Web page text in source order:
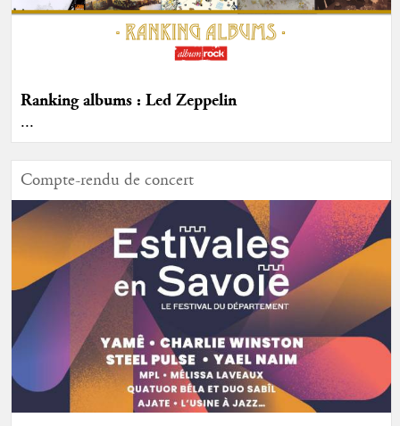
Ranking albums : Led Zeppelin
...
Compte-rendu de concert